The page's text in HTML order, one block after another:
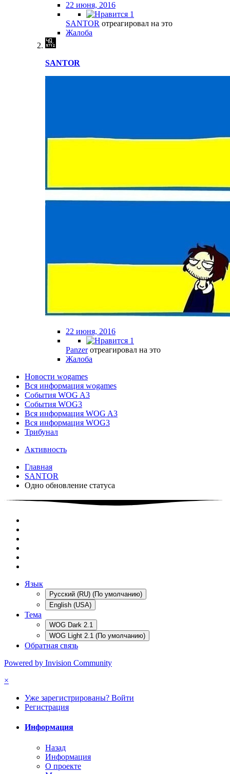
22 июня, 2016
1
SANTOR отреагировал на это
Жалоба
SANTOR
22 июня, 2016
1
Panzerотреагировал на это
Жалоба
Новости wogames
Вся информация wogames
События WOG A3
События WOG3
Вся информация WOG A3
Вся информация WOG3
Трибунал
Активность
Главная
SANTOR
Одно обновление статуса
Язык
Русский (RU) (По умолчанию)
English (USA)
Тема
WOG Dark 2.1
WOG Light 2.1 (По умолчанию)
Обратная связь
Powered by Invision Community
×
Уже зарегистрированы? Войти
Регистрация
Информация
Назад
Информация
О проекте